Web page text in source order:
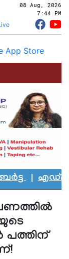
08 Aug, 2026
7:44 PM
|
പത്തിന്